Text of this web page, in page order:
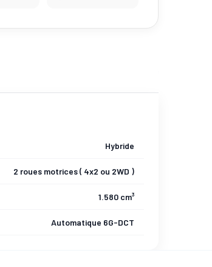
Hybride
2 roues motrices ( 4x2 ou 2WD )
1.580 cm³
Automatique 6G-DCT